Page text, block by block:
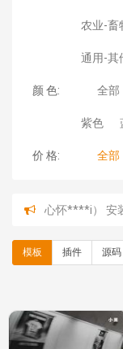
农业-畜
通用-其
颜 色: 全部
紫色
价 格: 全部
心怀****i） 安
C**y 安装《地
hk****08 安装《
hk****80 安装《
免费
模板 插件 源码